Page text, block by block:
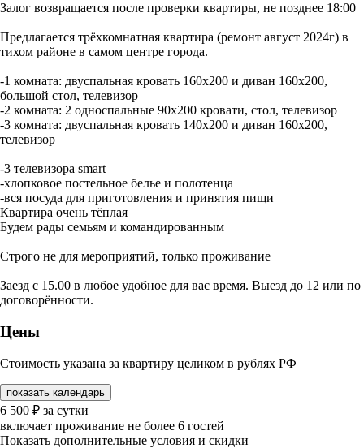
Залог возвращается после проверки квартиры, не позднее 18:00
Предлагается трёхкомнатная квартира (ремонт август 2024г) в
тихом районе в самом центре города.
-1 комната: двуспальная кровать 160х200 и диван 160х200,
большой стол, телевизор
-2 комната: 2 односпальные 90х200 кровати, стол, телевизор
-3 комната: двуспальная кровать 140х200 и диван 160х200,
телевизор
-3 телевизора smart
-хлопковое постельное белье и полотенца
-вся посуда для приготовления и принятия пищи
Квартира очень тёплая
Будем рады семьям и командированным
Строго не для мероприятий, только проживание
Заезд с 15.00 в любое удобное для вас время. Выезд до 12 или по
договорённости.
Цены
Стоимость указана за квартиру целиком в рублях РФ
показать календарь
6 500 ₽ за сутки
включает проживание не более 6 гостей
Показать дополнительные условия и скидки